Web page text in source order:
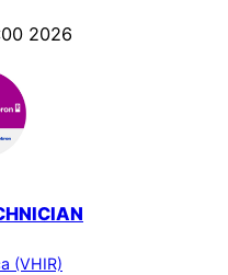
2026
(VHIR)